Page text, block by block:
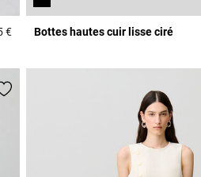
€5 out of 5 Customer Rating
Bottes hautes cuir lisse ciré